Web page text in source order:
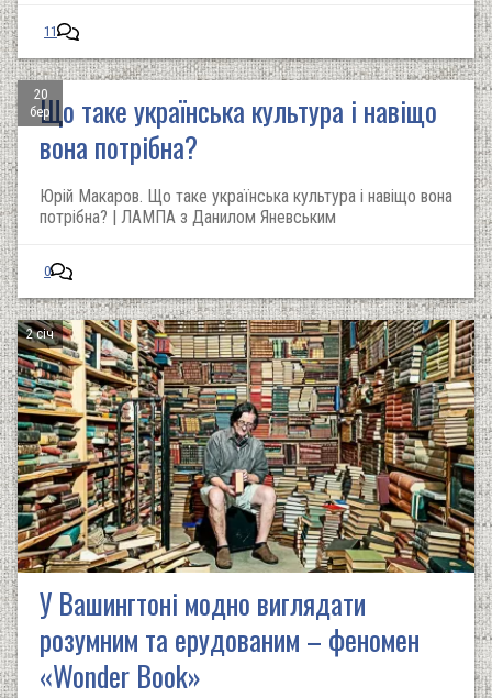
11
20
берЩо таке українська культура і навіщо
вона потрібна?
Юрій Макаров. Що таке українська культура і навіщо вона
потрібна? | ЛАМПА з Данилом Яневським
0
2 січ
У Вашингтоні модно виглядати
розумним та ерудованим – феномен
«Wonder Book»